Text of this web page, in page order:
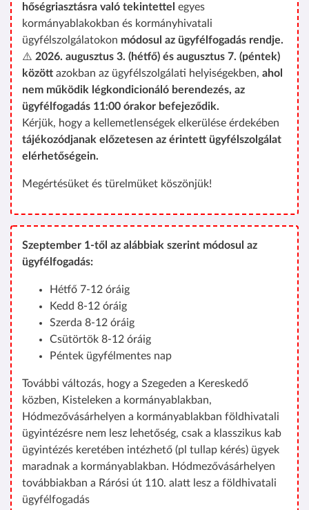
hőségriasztásra való tekintettel egyes
kormányablakokban és kormányhivatali
ügyfélszolgálatokon módosul az ügyfélfogadás rendje.
⚠️ 2026. augusztus 3. (hétfő) és augusztus 7. (péntek)
között azokban az ügyfélszolgálati helyiségekben, ahol
nem működik légkondicionáló berendezés, az
ügyfélfogadás 11:00 órakor befejeződik.
Kérjük, hogy a kellemetlenségek elkerülése érdekében
tájékozódjanak előzetesen az érintett ügyfélszolgálat
elérhetőségein.
Megértésüket és türelmüket köszönjük!
Szeptember 1-től az alábbiak szerint módosul az
ügyfélfogadás:
Hétfő 7-12 óráig
Kedd 8-12 óráig
Szerda 8-12 óráig
Csütörtök 8-12 óráig
Péntek ügyfélmentes nap
További változás, hogy a Szegeden a Kereskedő
közben, Kisteleken a kormányablakban,
Hódmezővásárhelyen a kormányablakban földhivatali
ügyintézésre nem lesz lehetőség, csak a klasszikus kab
ügyintézés keretében intézhető (pl tullap kérés) ügyek
maradnak a kormányablakban. Hódmezővásárhelyen
továbbiakban a Rárósi út 110. alatt lesz a földhivatali
ügyfélfogadás